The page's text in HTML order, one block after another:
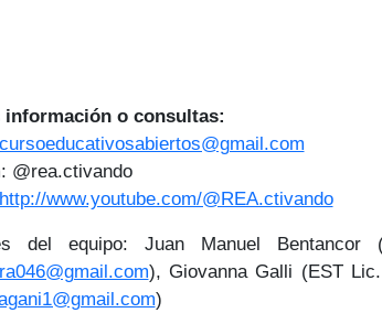
información o consultas:
@rea.ctivando
http://www.youtube.com/@REA.ctivando
del equipo: Juan Manuel
), Giovanna Galli (EST
)